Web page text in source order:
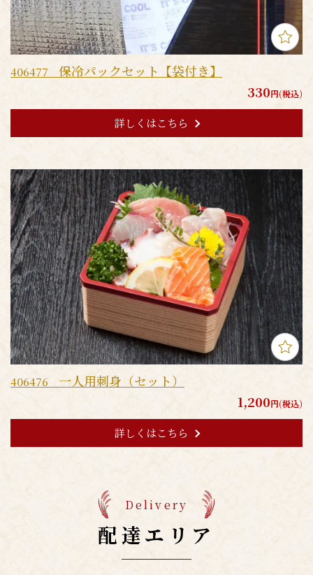
406477 保冷パックセット【袋付き】
330円(税込)
詳しくはこちら
406476 一人用刺身（セット）
1,200円(税込)
詳しくはこちら
Delivery
配達エリア